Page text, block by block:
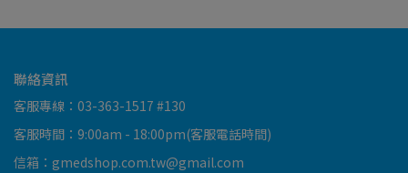
聯絡資訊
客服專線：03-363-1517 #130
客服時間：9:00am - 18:00pm(客服電話時間)
信箱：gmedshop.com.tw@gmail.com